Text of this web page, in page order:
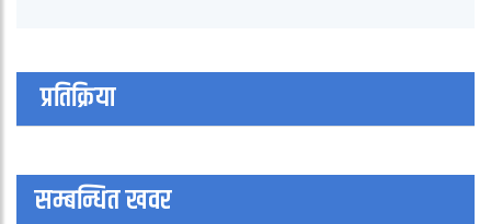
प्रतिक्रिया
सम्बन्धित खवर